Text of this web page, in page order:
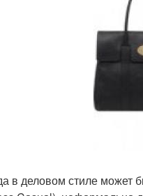
в деловом стиле может